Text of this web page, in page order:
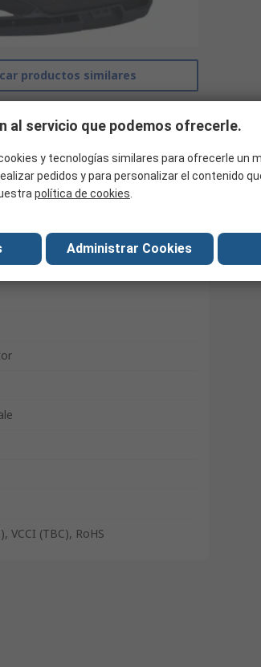
productos similares
VCCI (TBC), RoHS
al servicio que podemos ofrecerle.
y tecnologías similares para ofrecerle un
pedidos y para personalizar el contenido
política de cookies
Administrar Cookies